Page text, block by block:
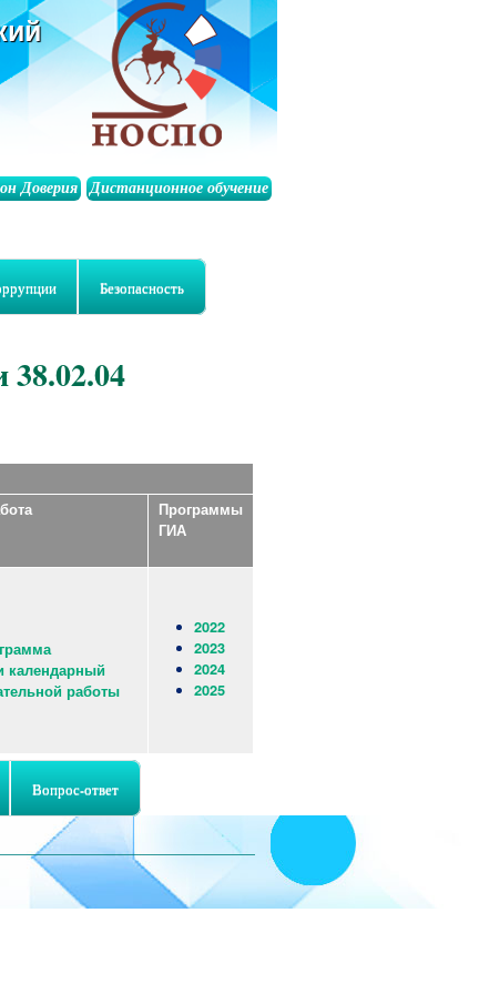
Дистанционное обучение
Доверия
Безопасность
38.02.04
Программы
ГИА
календарный
работы
2022
2023
2024
2025
Вопрос-ответ